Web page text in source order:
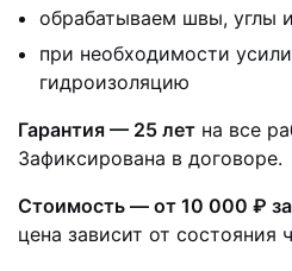
обрабатываем швы, углы
при необходимости
гидроизоляцию
Гарантия — 25 лет на все
Зафиксирована в договоре.
Стоимость — от 10 000 ₽
цена зависит от состояния